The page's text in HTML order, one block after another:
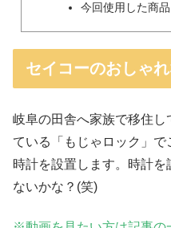
今回使用した商品
セイコーのおしゃ
岐阜の田舎へ家族で移住
ている「もじゃロック」
時計を設置します。時計
ないかな？(笑)